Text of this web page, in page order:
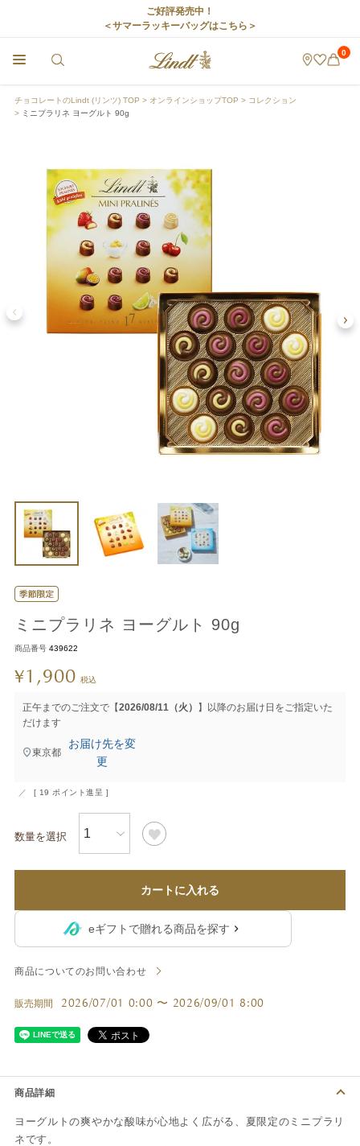
ご好評発売中！
＜サマーラッキーバッグはこちら＞
0
チョコレートのLindt (リンツ) TOP オンラインショップTOP
コレクション
ミニプラリネ ヨーグルト 90g
ミニプラリネ ヨーグルト 90g
商品番号 439622
¥1,900 税込
正午までのご注文で【2026/08/11（火）
】以降のお届け日をご指定いた
だけます
東京都
お届け先を変
更
[ 19 ポイント進呈 ]
カートに入れる
eギフトで贈れる商品を探す
商品についてのお問い合わせ
販売期間 2026/07/01 0:00 〜 2026/09/01 8:00
商品詳細
ヨーグルトの爽やかな酸味が心地よく広がる、夏限定のミニプラリ
ネです。